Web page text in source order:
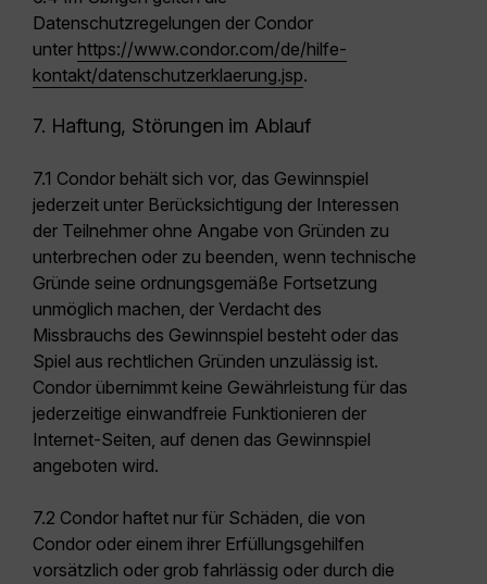
Datenschutzregelungen der Condor
unter https://www.condor.com/de/hilfe-
kontakt/datenschutzerklaerung.jsp.
7. Haftung, Störungen im Ablauf
7.1 Condor behält sich vor, das Gewinnspiel
jederzeit unter Berücksichtigung der Interessen
der Teilnehmer ohne Angabe von Gründen zu
unterbrechen oder zu beenden, wenn technische
Gründe seine ordnungsgemäße Fortsetzung
unmöglich machen, der Verdacht des
Missbrauchs des Gewinnspiel besteht oder das
Spiel aus rechtlichen Gründen unzulässig ist.
Condor übernimmt keine Gewährleistung für das
jederzeitige einwandfreie Funktionieren der
Internet-Seiten, auf denen das Gewinnspiel
angeboten wird.
7.2 Condor haftet nur für Schäden, die von
Condor oder einem ihrer Erfüllungsgehilfen
vorsätzlich oder grob fahrlässig oder durch die